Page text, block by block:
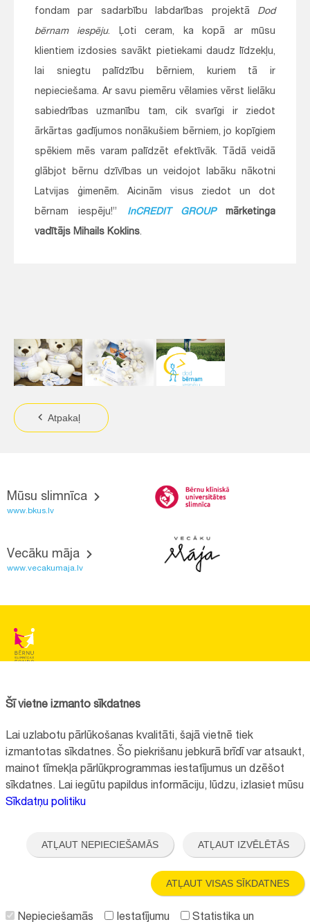
fondam par sadarbību labdarības projektā Dod
bērnam iespēju. Ļoti ceram, ka kopā ar mūsu
klientiem izdosies savākt pietiekami daudz līdzekļu,
lai sniegtu palīdzību bērniem, kuriem tā ir
nepieciešama. Ar savu piemēru vēlamies vērst lielāku
sabiedrības uzmanību tam, cik svarīgi ir ziedot
ārkārtas gadījumos nonākušiem bērniem, jo kopīgiem
spēkiem mēs varam palīdzēt efektīvāk. Tādā veidā
glābjot bērnu dzīvības un veidojot labāku nākotni
Latvijas ģimenēm. Aicinām visus ziedot un dot
bērnam iespēju!” InCREDIT GROUPmārketinga
vadītājs Mihails Koklins.
Atpakaļ
Mūsu slimnīca
www.bkus.lv
Vecāku māja
www.vecakumaja.lv
Reģistrācijas nr.:40008057120
+371 67064475
Visi kontakti
"Aktīvo iedzīvotāju fonds" finansētā projekta "
Bērnu slimnīcas fonda
ilgtspējīgas attīstības veicināšana
" ietvaros.
Šī vietne izmanto sīkdatnes
Lai uzlabotu pārlūkošanas kvalitāti, šajā vietnē tiek
izmantotas sīkdatnes. Šo piekrišanu jebkurā brīdī var atsaukt,
mainot tīmekļa pārlūkprogrammas iestatījumus un dzēšot
sīkdatnes. Lai iegūtu papildus informāciju, lūdzu, izlasiet mūsu
Sīkdatņu politiku
ATĻAUT NEPIECIEŠAMĀS ATĻAUT IZVĒLĒTĀS
ATĻAUT VISAS SĪKDATNES
Nepieciešamās Iestatījumu Statistika un